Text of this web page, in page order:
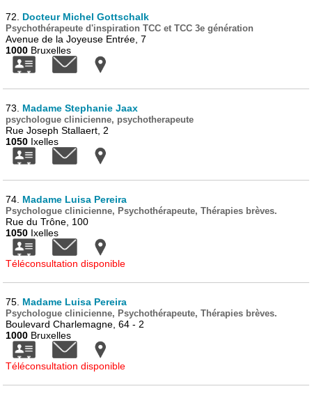
72. Docteur Michel Gottschalk
Psychothérapeute d'inspiration TCC et TCC 3e génération
Avenue de la Joyeuse Entrée, 7
1000 Bruxelles
73. Madame Stephanie Jaax
psychologue clinicienne, psychotherapeute
Rue Joseph Stallaert, 2
1050 Ixelles
74. Madame Luisa Pereira
Psychologue clinicienne, Psychothérapeute, Thérapies brèves.
Rue du Trône, 100
1050 Ixelles
Téléconsultation disponible
75. Madame Luisa Pereira
Psychologue clinicienne, Psychothérapeute, Thérapies brèves.
Boulevard Charlemagne, 64 - 2
1000 Bruxelles
Téléconsultation disponible